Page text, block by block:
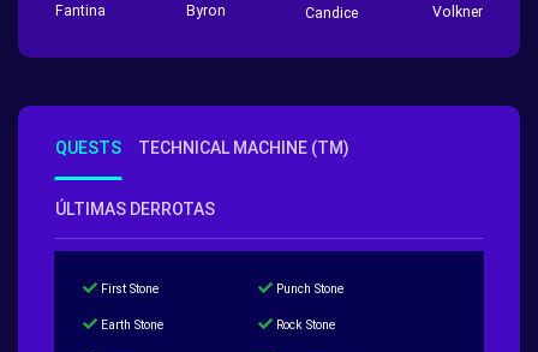
Fantina Byron Candice Volkner
QUESTS TECHNICAL MACHINE (TM)
ÚLTIMAS DERROTAS
First Stone Punch Stone
Earth Stone Rock Stone